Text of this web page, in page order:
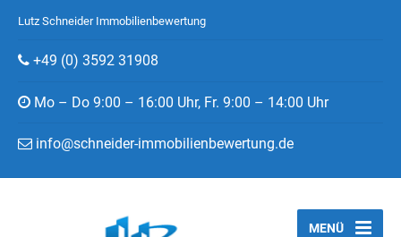
Lutz Schneider Immobilienbewertung
+49 (0) 3592 31908
Mo – Do 9:00 – 16:00 Uhr, Fr. 9:00 – 14:00 Uhr
info@schneider-immobilienbewertung.de
MENÜ